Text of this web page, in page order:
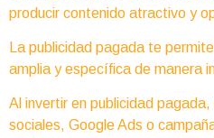
producir contenido atractivo y
La publicidad pagada te
amplia y específica de manera
Al invertir en publicidad
sociales, Google Ads o